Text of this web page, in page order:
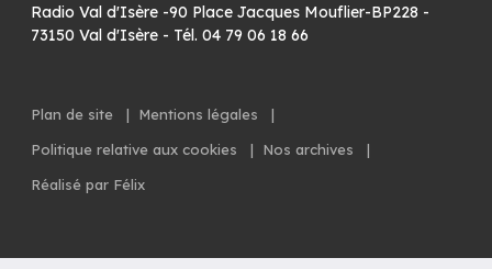
Radio Val d'Isère -90 Place Jacques Mouflier-BP228 -
73150 Val d'Isère - Tél. 04 79 06 18 66
Plan de site | Mentions légales
|
Politique relative aux cookies
| Nos archives
|
Réalisé par Félix